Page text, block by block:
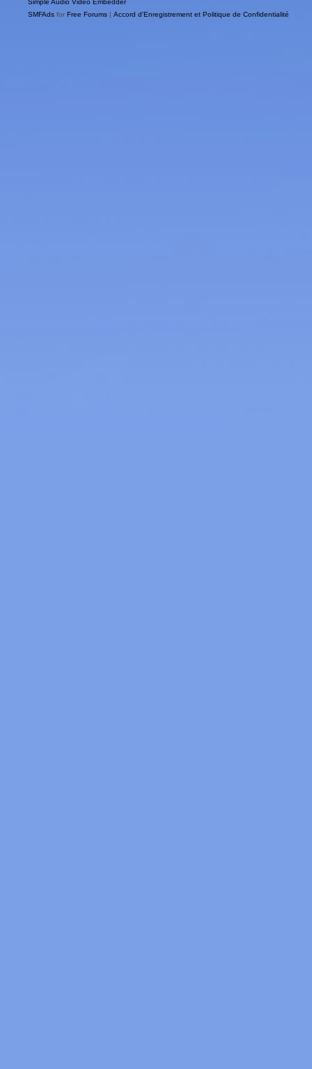
Simple Audio Video Embedder
SMFAds for Free Forums | Accord d'Enregistrement et Politique de Confidentialité